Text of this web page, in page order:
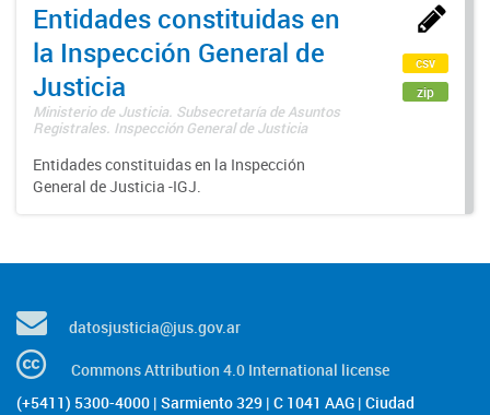
Entidades constituidas en
la Inspección General de
Justicia
Ministerio de Justicia. Subsecretaría de Asuntos
Registrales. Inspección General de Justicia
Entidades constituidas en la Inspección
General de Justicia -IGJ.
csv
zip
datosjusticia@jus.gov.ar
Commons Attribution 4.0 International license
(+5411) 5300-4000 | Sarmiento 329 | C 1041 AAG | Ciudad